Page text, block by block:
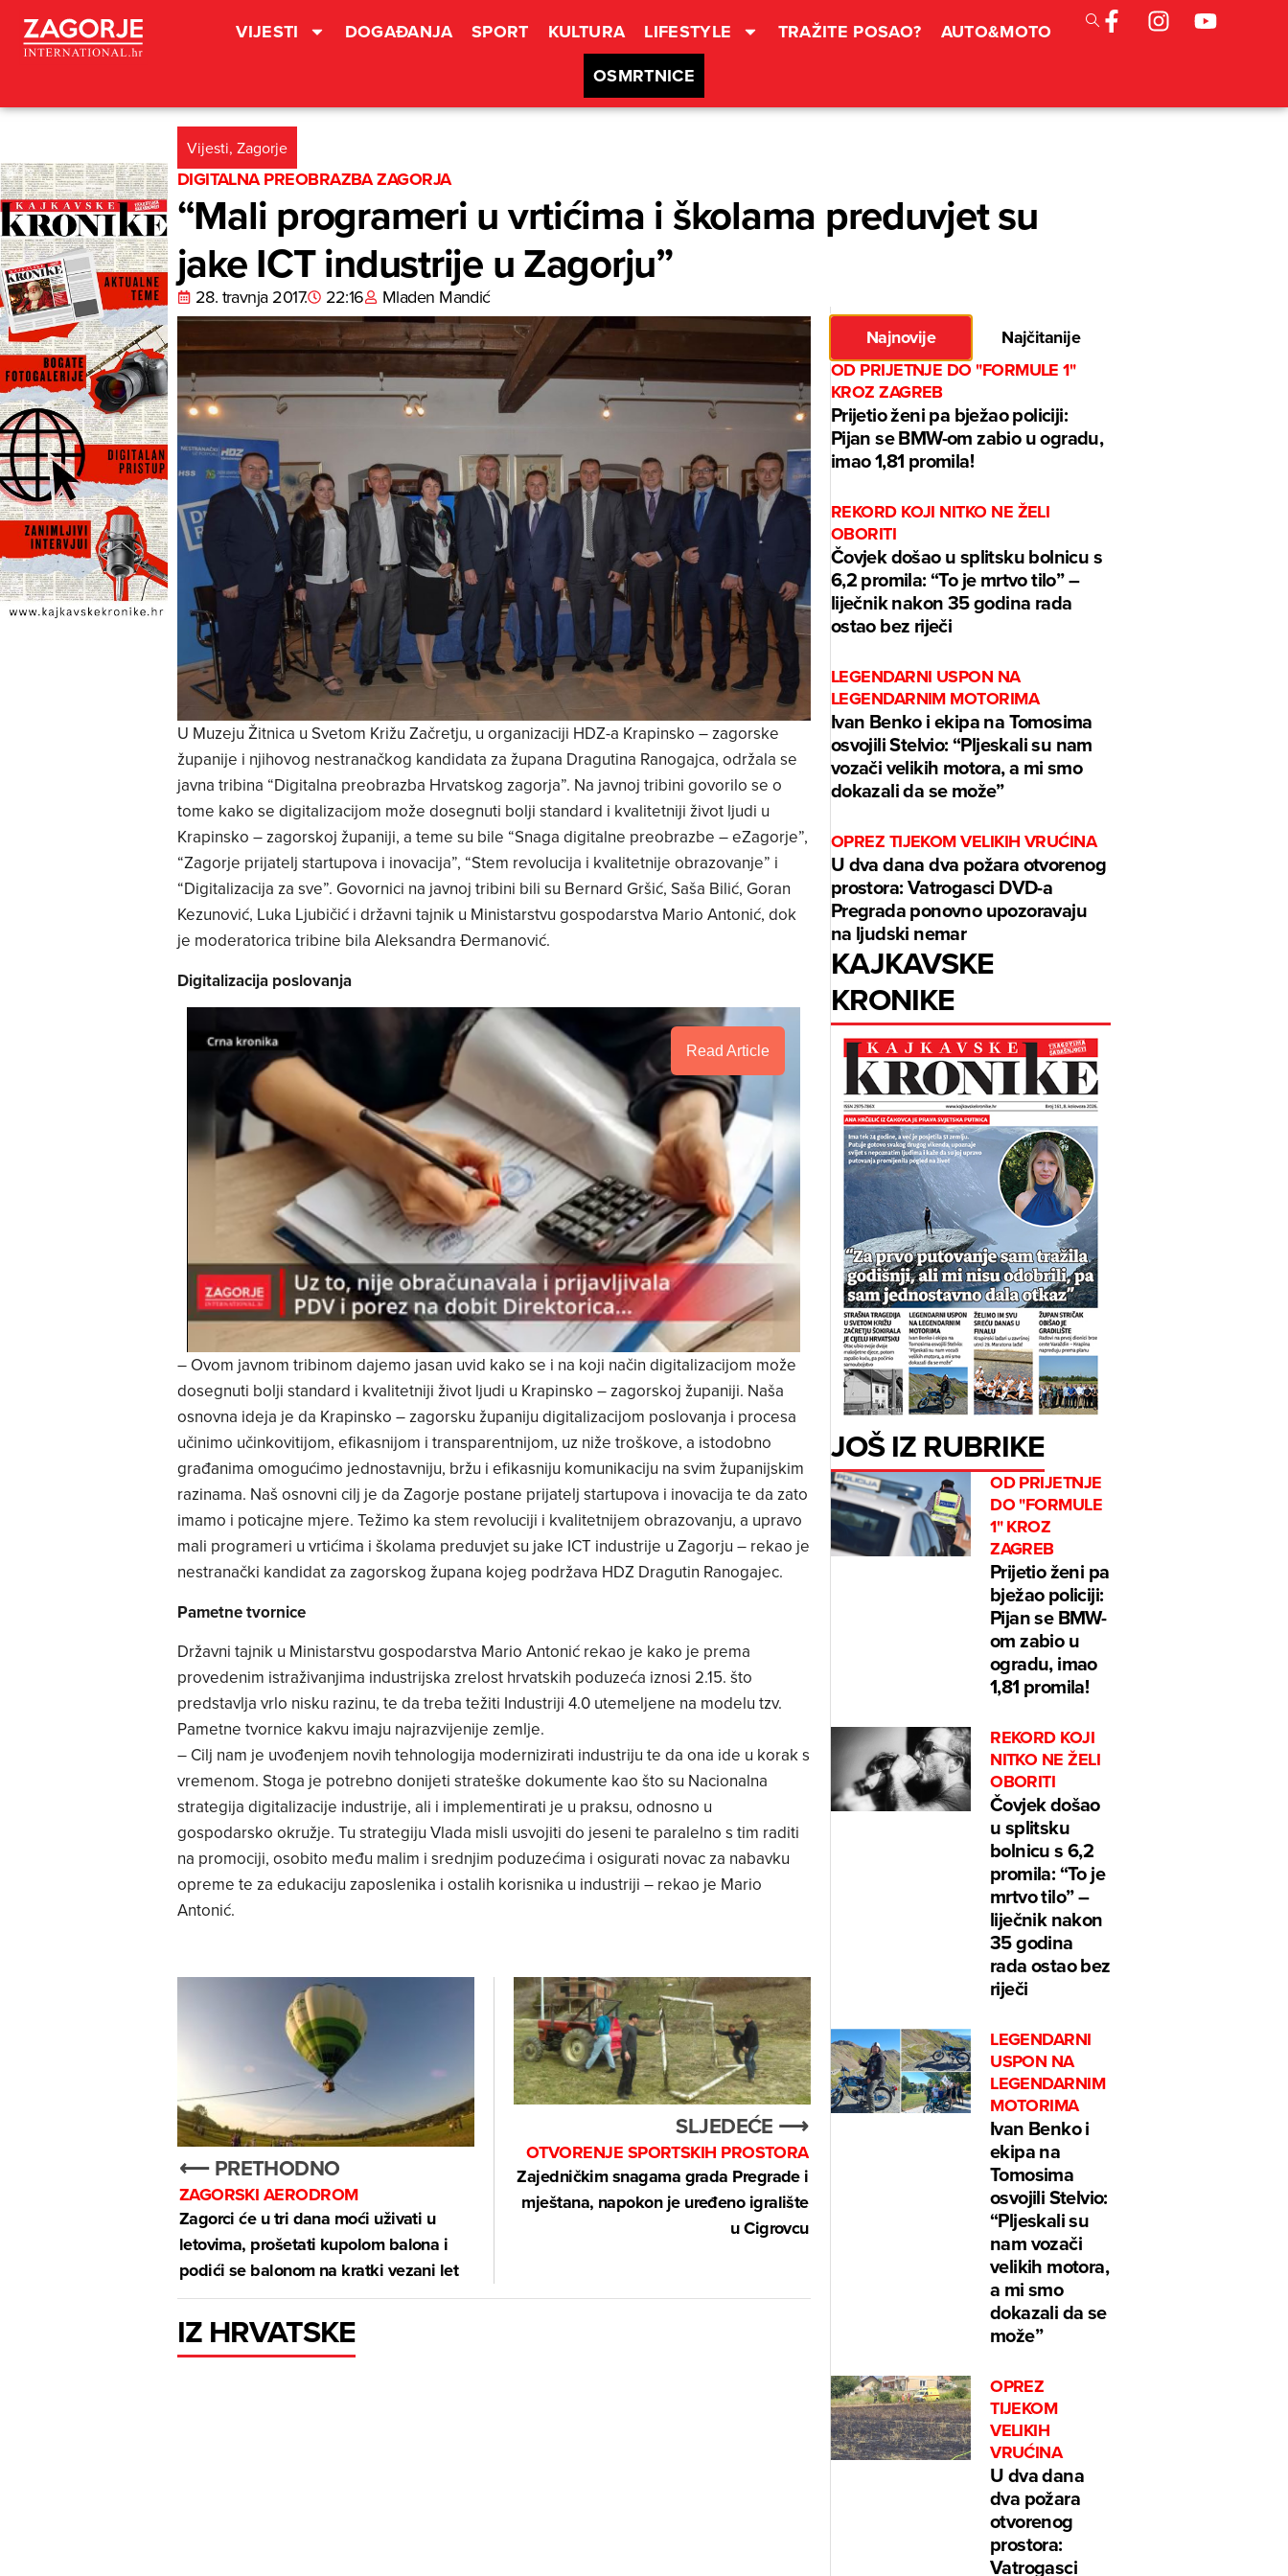
VIJESTI DOGAĐANJA SPORT KULTURA LIFESTYLE TRAŽITE POSAO?
AUTO&MOTO
OSMRTNICE
Vijesti, Zagorje
DIGITALNA PREOBRAZBA ZAGORJA
“Mali programeri u vrtićima i školama preduvjet su
jake ICT industrije u Zagorju”
28. travnja 2017. 22:16 Mladen Mandić
U Muzeju Žitnica u Svetom Križu Začretju, u organizaciji HDZ-a Krapinsko – zagorske
županije i njihovog nestranačkog kandidata za župana Dragutina Ranogajca, održala se
javna tribina “Digitalna preobrazba Hrvatskog zagorja”. Na javnoj tribini govorilo se o
tome kako se digitalizacijom može dosegnuti bolji standard i kvalitetniji život ljudi u
Krapinsko – zagorskoj županiji, a teme su bile “Snaga digitalne preobrazbe – eZagorje”,
“Zagorje prijatelj startupova i inovacija”, “Stem revolucija i kvalitetnije obrazovanje” i
“Digitalizacija za sve”. Govornici na javnoj tribini bili su Bernard Gršić, Saša Bilić, Goran
Kezunović, Luka Ljubičić i državni tajnik u Ministarstvu gospodarstva Mario Antonić, dok
je moderatorica tribine bila Aleksandra Đermanović.
Digitalizacija poslovanja
Read Article
– Ovom javnom tribinom dajemo jasan uvid kako se i na koji način digitalizacijom može
dosegnuti bolji standard i kvalitetniji život ljudi u Krapinsko – zagorskoj županiji. Naša
osnovna ideja je da Krapinsko – zagorsku županiju digitalizacijom poslovanja i procesa
učinimo učinkovitijom, efikasnijom i transparentnijom, uz niže troškove, a istodobno
građanima omogućimo jednostavniju, bržu i efikasniju komunikaciju na svim županijskim
razinama. Naš osnovni cilj je da Zagorje postane prijatelj startupova i inovacija te da zato
imamo i poticajne mjere. Težimo ka stem revoluciji i kvalitetnijem obrazovanju, a upravo
mali programeri u vrtićima i školama preduvjet su jake ICT industrije u Zagorju – rekao je
nestranački kandidat za zagorskog župana kojeg podržava HDZ Dragutin Ranogajec.
Pametne tvornice
Državni tajnik u Ministarstvu gospodarstva Mario Antonić rekao je kako je prema
provedenim istraživanjima industrijska zrelost hrvatskih poduzeća iznosi 2.15. što
predstavlja vrlo nisku razinu, te da treba težiti Industriji 4.0 utemeljene na modelu tzv.
Pametne tvornice kakvu imaju najrazvijenije zemlje.
– Cilj nam je uvođenjem novih tehnologija modernizirati industriju te da ona ide u korak s
vremenom. Stoga je potrebno donijeti strateške dokumente kao što su Nacionalna
strategija digitalizacije industrije, ali i implementirati je u praksu, odnosno u
gospodarsko okružje. Tu strategiju Vlada misli usvojiti do jeseni te paralelno s tim raditi
na promociji, osobito među malim i srednjim poduzećima i osigurati novac za nabavku
opreme te za edukaciju zaposlenika i ostalih korisnika u industriji – rekao je Mario
Antonić.
⟵ PRETHODNO
ZAGORSKI AERODROM
Zagorci će u tri dana moći uživati u
letovima, prošetati kupolom balona i
podići se balonom na kratki vezani let
SLJEDEĆE ⟶
OTVORENJE SPORTSKIH PROSTORA
Zajedničkim snagama grada Pregrade i
mještana, napokon je uređeno igralište
u Cigrovcu
IZ HRVATSKE
Najnovije
Najčitanije
OD PRIJETNJE DO "FORMULE 1"
KROZ ZAGREB
Prijetio ženi pa bježao policiji:
Pijan se BMW-om zabio u ogradu,
imao 1,81 promila!
REKORD KOJI NITKO NE ŽELI
OBORITI
Čovjek došao u splitsku bolnicu s
6,2 promila: “To je mrtvo tilo” –
liječnik nakon 35 godina rada
ostao bez riječi
LEGENDARNI USPON NA
LEGENDARNIM MOTORIMA
Ivan Benko i ekipa na Tomosima
osvojili Stelvio: “Pljeskali su nam
vozači velikih motora, a mi smo
dokazali da se može”
OPREZ TIJEKOM VELIKIH VRUĆINA
U dva dana dva požara otvorenog
prostora: Vatrogasci DVD-a
Pregrada ponovno upozoravaju
na ljudski nemar
KAJKAVSKE
KRONIKE
JOŠ IZ RUBRIKE
OD PRIJETNJE
DO "FORMULE
1" KROZ
ZAGREB
Prijetio ženi pa
bježao policiji:
Pijan se BMW-
om zabio u
ogradu, imao
1,81 promila!
REKORD KOJI
NITKO NE ŽELI
OBORITI
Čovjek došao
u splitsku
bolnicu s 6,2
promila: “To je
mrtvo tilo” –
liječnik nakon
35 godina
rada ostao bez
riječi
LEGENDARNI
USPON NA
LEGENDARNIM
MOTORIMA
Ivan Benko i
ekipa na
Tomosima
osvojili Stelvio:
“Pljeskali su
nam vozači
velikih motora,
a mi smo
dokazali da se
može”
OPREZ
TIJEKOM
VELIKIH
VRUĆINA
U dva dana
dva požara
otvorenog
prostora:
Vatrogasci